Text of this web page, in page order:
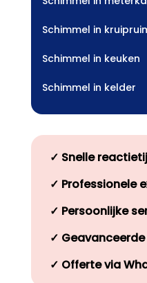
Schimmel in
Schimmel in keuken
Schimmel in kelder
✓ Snelle
✓ Professionele
✓ Persoonlijke
✓
✓ Offerte via